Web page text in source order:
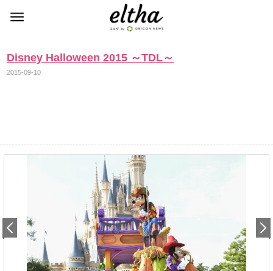
Disney Halloween 2015 ～TDL～
2015-09-10